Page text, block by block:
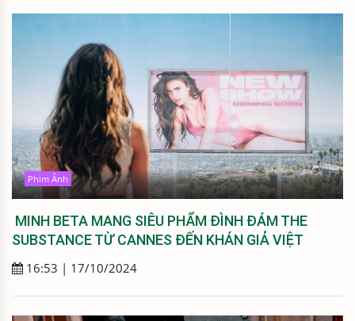
Phim Ảnh
MINH BETA MANG SIÊU PHẨM ĐÌNH ĐÁM THE
SUBSTANCE TỪ CANNES ĐẾN KHÁN GIẢ VIỆT
16:53 | 17/10/2024